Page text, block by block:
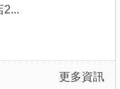
2...
更多資訊